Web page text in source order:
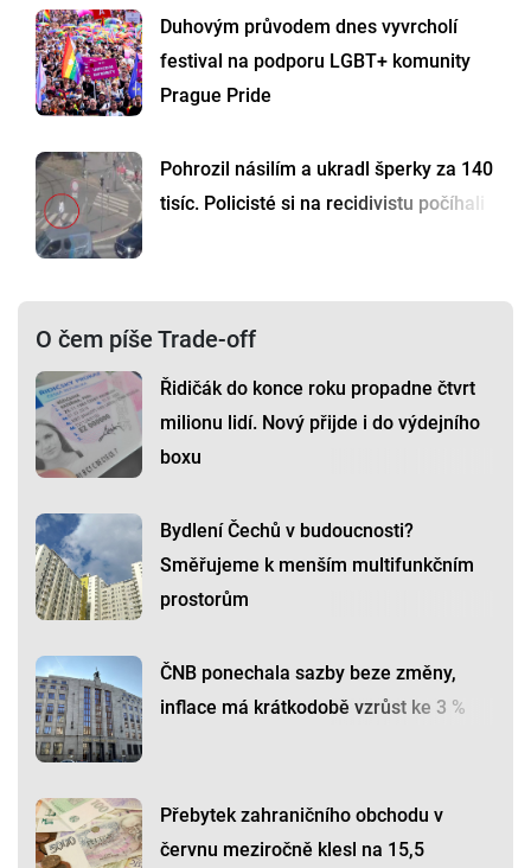
Duhovým průvodem dnes vyvrcholí
festival na podporu LGBT+ komunity
Prague Pride
Pohrozil násilím a ukradl šperky za 140
tisíc. Policisté si na recidivistu počíhali
O čem píše Trade-off
Řidičák do konce roku propadne čtvrt
milionu lidí. Nový přijde i do výdejního
boxu
Bydlení Čechů v budoucnosti?
Směřujeme k menším multifunkčním
prostorům
ČNB ponechala sazby beze změny,
inflace má krátkodobě vzrůst ke 3 %
Přebytek zahraničního obchodu v
červnu meziročně klesl na 15,5